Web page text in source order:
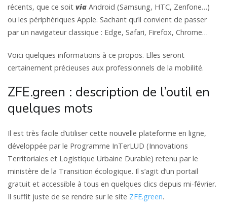
récents, que ce soit via Android (Samsung, HTC, Zenfone…)
ou les périphériques Apple. Sachant qu’il convient de passer
par un navigateur classique : Edge, Safari, Firefox, Chrome…
Voici quelques informations à ce propos. Elles seront
certainement précieuses aux professionnels de la mobilité.
ZFE.green : description de l’outil en
quelques mots
Il est très facile d’utiliser cette nouvelle plateforme en ligne,
développée par le Programme InTerLUD (Innovations
Territoriales et Logistique Urbaine Durable) retenu par le
ministère de la Transition écologique. Il s’agit d’un portail
gratuit et accessible à tous en quelques clics depuis mi-février.
Il suffit juste de se rendre sur le site ZFE.green.